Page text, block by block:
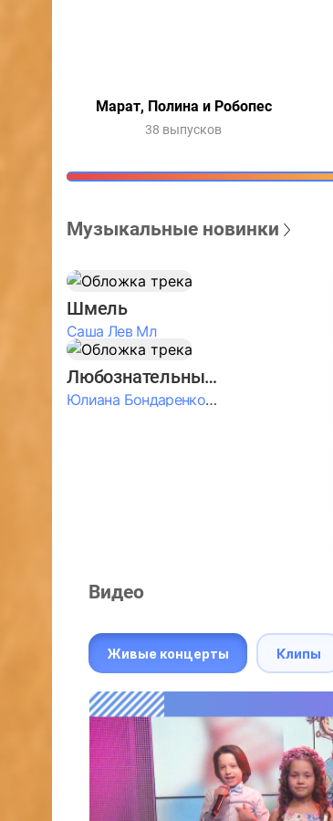
Марат, Полина и Робопес
38 выпусков
Музыкальные новинки
Шмель
Саша Лев Мл
Любознательные Дети
Юлиана Бондаренко & Амелия Колпакова & Егор Егоров & Валерия Шевченко & Ксюша Косичкина
Видео
Живые концерты Клипы